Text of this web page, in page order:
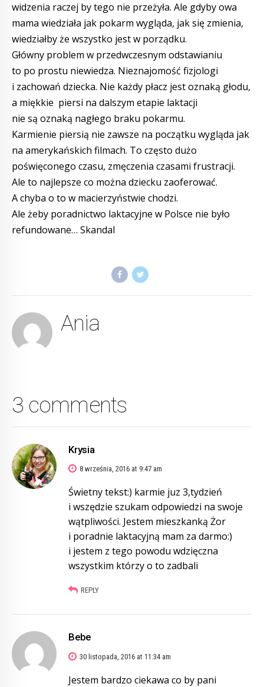
widzenia raczej by tego nie przeżyła. Ale gdyby owa
mama wiedziała jak pokarm wygląda, jak się zmienia,
wiedziałby że wszystko jest w porządku.
Główny problem w przedwczesnym odstawianiu
to po prostu niewiedza. Nieznajomość fizjologi
i zachowań dziecka. Nie każdy płacz jest oznaką głodu,
a miękkie piersi na dalszym etapie laktacji
nie są oznaką nagłego braku pokarmu.
Karmienie piersią nie zawsze na początku wygląda jak
na amerykańskich filmach. To często dużo
poświęconego czasu, zmęczenia czasami frustracji.
Ale to najlepsze co można dziecku zaoferować.
A chyba o to w macierzyństwie chodzi.
Ale żeby poradnictwo laktacyjne w Polsce nie było
refundowane… Skandal
Ania
3 comments
Krysia
8 września, 2016 at 9:47 am
Świetny tekst:) karmie juz 3,tydzień
i wszędzie szukam odpowiedzi na swoje
wątpliwości. Jestem mieszkanką Żor
i poradnie laktacyjną mam za darmo:)
i jestem z tego powodu wdzięczna
wszystkim którzy o to zadbali
REPLY
Bebe
30 listopada, 2016 at 11:34 am
Jestem bardzo ciekawa co by pani